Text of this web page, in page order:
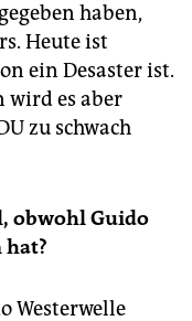
haben,
Heute ist
ein Desaster ist.
wird es aber
zu schwach
obwohl Guido
hat?
Westerwelle